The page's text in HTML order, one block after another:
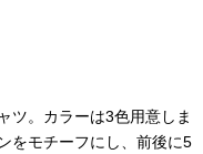
ツ。カラーは3色用意しま
をモチーフにし、前後に5